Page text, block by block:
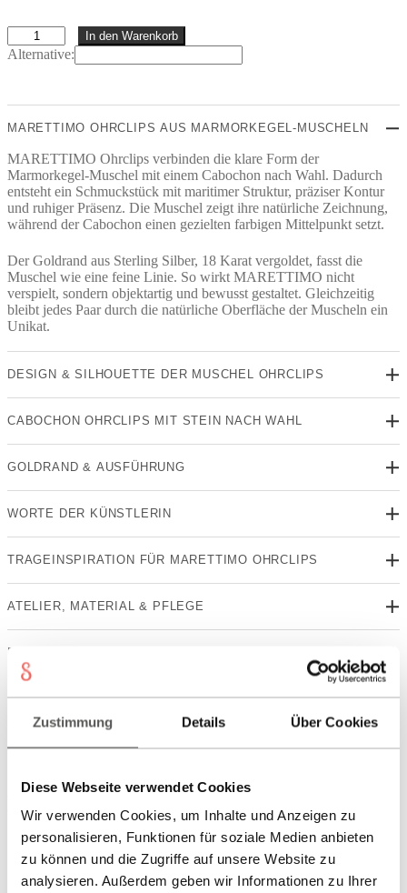
Zustimmung Details Über Cookies
Diese Webseite verwendet Cookies
Wir verwenden Cookies, um Inhalte und Anzeigen zu
personalisieren, Funktionen für soziale Medien anbieten
zu können und die Zugriffe auf unsere Website zu
analysieren. Außerdem geben wir Informationen zu Ihrer
Marettimo
Ohrclips
In den Warenkorb
Alternative:
MARETTIMO OHRCLIPS AUS MARMORKEGEL-MUSCHELN
MARETTIMO Ohrclips verbinden die klare Form der
Marmorkegel-Muschel mit einem Cabochon nach Wahl. Dadurch
entsteht ein Schmuckstück mit maritimer Struktur, präziser Kontur
und ruhiger Präsenz. Die Muschel zeigt ihre natürliche Zeichnung,
während der Cabochon einen gezielten farbigen Mittelpunkt setzt.
Der Goldrand aus Sterling Silber, 18 Karat vergoldet, fasst die
Muschel wie eine feine Linie. So wirkt MARETTIMO nicht
verspielt, sondern objektartig und bewusst gestaltet. Gleichzeitig
bleibt jedes Paar durch die natürliche Oberfläche der Muscheln ein
Unikat.
DESIGN & SILHOUETTE DER MUSCHEL OHRCLIPS
CABOCHON OHRCLIPS MIT STEIN NACH WAHL
GOLDRAND & AUSFÜHRUNG
WORTE DER KÜNSTLERIN
TRAGEINSPIRATION FÜR MARETTIMO OHRCLIPS
ATELIER, MATERIAL & PFLEGE
FAQ ZU MARETTIMO OHRCLIPS
Artikelnummer:
Kategorien:Designs & Kollektionen,Muscheln
NICHT AUF
STARTSEITE,Ohrringe,Sommer,Winter
Das könnte Ihnen auch gefallen